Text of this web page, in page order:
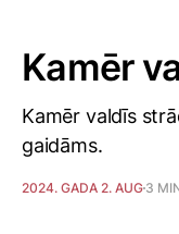
Kamēr
Kamēr valdīs
gaidāms.
2024. GADA 2. AUG 3